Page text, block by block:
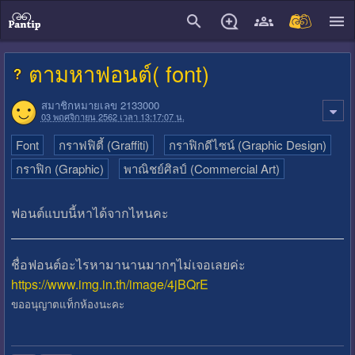
ตามหาฟอนต์( font)
สมาชิกหมายเลข 2133000
03 พฤศจิกายน 2562 เวลา 13:17:07 น.
Font กราฟฟิตี้ (Graffiti)
กราฟิกดีไซน์ (Graphic Design)
กราฟิก (Graphic)
พาณิชย์ศิลป์ (Commercial Art)
ฟอนต์แบบนี้หาได้จากไหนคะ
ชื่อฟอนต์อะไรหามานานมากๆไม่เจอเลยค่ะ
https://www.img.in.th/image/4jBQrE
ขออนุญาตแท็กห้องนะคะ
close